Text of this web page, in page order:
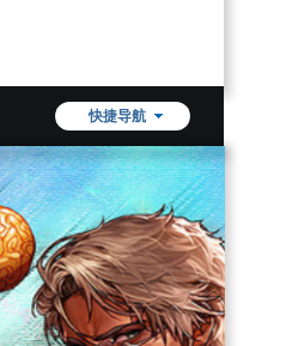
快捷导航